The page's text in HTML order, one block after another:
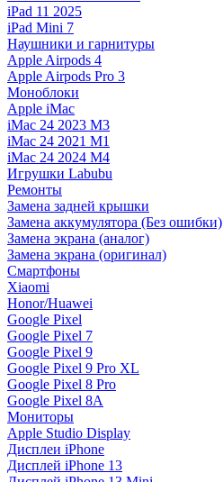
iPad 11 2025
iPad Mini 7
Наушники и гарнитуры
Apple Airpods 4
Apple Airpods Pro 3
Моноблоки
Apple iMac
iMac 24 2023 M3
iMac 24 2021 M1
iMac 24 2024 M4
Игрушки Labubu
Ремонты
Замена задней крышки
Замена аккумулятора (Без ошибки)
Замена экрана (аналог)
Замена экрана (оригинал)
Смартфоны
Xiaomi
Honor/Huawei
Google Pixel
Google Pixel 7
Google Pixel 9
Google Pixel 9 Pro XL
Google Pixel 8 Pro
Google Pixel 8A
Мониторы
Apple Studio Display
Дисплеи iPhone
Дисплей iPhone 13